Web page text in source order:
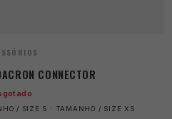
CONNECTOR
/ SIZE S · TAMANHO / SIZE XS